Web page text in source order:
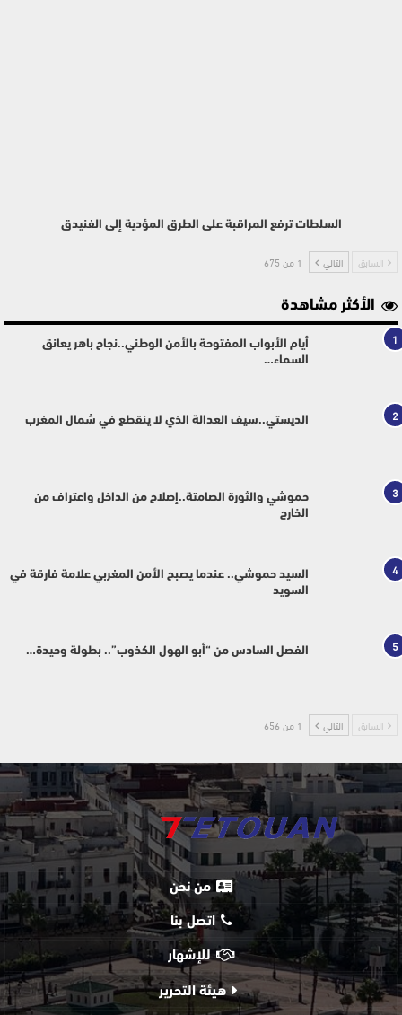
السلطات ترفع المراقبة على الطرق المؤدية إلى الفنيدق
السابق التالي 1 من 675
الأكثر مشاهدة
1
أيام الأبواب المفتوحة بالأمن الوطني..نجاح باهر يعانق
السماء…
2 الديستي..سيف العدالة الذي لا ينقطع في شمال المغرب
3
حموشي والثورة الصامتة..إصلاح من الداخل واعتراف من
الخارج
4
السيد حموشي.. عندما يصبح الأمن المغربي علامة فارقة في
السويد
5 الفصل السادس من “أبو الهول الكذوب”.. بطولة وحيدة…
السابق التالي 1 من 656
من نحن
اتصل بنا
للإشهار
هيئة التحرير